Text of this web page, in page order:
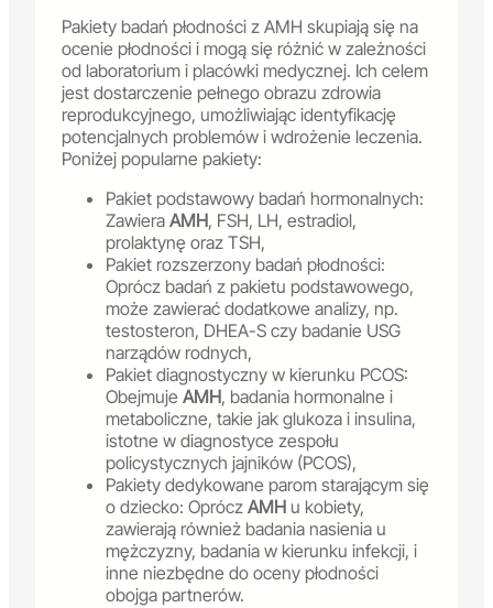
Pakiety badań płodności z AMH skupiają się na
ocenie płodności i mogą się różnić w zależności
od laboratorium i placówki medycznej. Ich celem
jest dostarczenie pełnego obrazu zdrowia
reprodukcyjnego, umożliwiając identyfikację
potencjalnych problemów i wdrożenie leczenia.
Poniżej popularne pakiety:
Pakiet podstawowy badań hormonalnych:
Zawiera AMH, FSH, LH, estradiol,
prolaktynę oraz TSH,
Pakiet rozszerzony badań płodności:
Oprócz badań z pakietu podstawowego,
może zawierać dodatkowe analizy, np.
testosteron, DHEA-S czy badanie USG
narządów rodnych,
Pakiet diagnostyczny w kierunku PCOS:
Obejmuje AMH, badania hormonalne i
metaboliczne, takie jak glukoza i insulina,
istotne w diagnostyce zespołu
policystycznych jajników (PCOS),
Pakiety dedykowane parom starającym się
o dziecko: Oprócz AMH u kobiety,
zawierają również badania nasienia u
mężczyzny, badania w kierunku infekcji, i
inne niezbędne do oceny płodności
obojga partnerów.